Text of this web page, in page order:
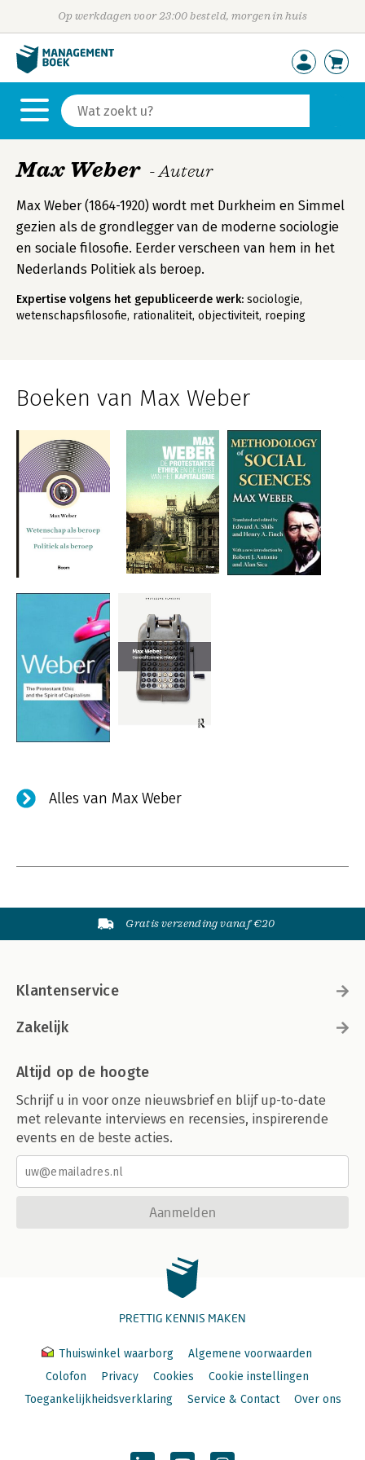
Op werkdagen voor 23:00 besteld, morgen in huis
Max Weber - Auteur
Max Weber (1864-1920) wordt met Durkheim en Simmel
gezien als de grondlegger van de moderne sociologie
en sociale filosofie. Eerder verscheen van hem in het
Nederlands Politiek als beroep.
Expertise volgens het gepubliceerde werk: sociologie,
wetenschapsfilosofie, rationaliteit, objectiviteit, roeping
Boeken van Max Weber
Alles van Max Weber
Gratis verzending vanaf €20
Klantenservice
Zakelijk
Altijd op de hoogte
Schrijf u in voor onze nieuwsbrief en blijf up-to-date
met relevante interviews en recensies, inspirerende
events en de beste acties.
Aanmelden
PRETTIG KENNIS MAKEN
Thuiswinkel waarborg
Algemene voorwaarden
Colofon
Privacy Cookies
Cookie instellingen
Toegankelijkheidsverklaring
Service & Contact Over ons